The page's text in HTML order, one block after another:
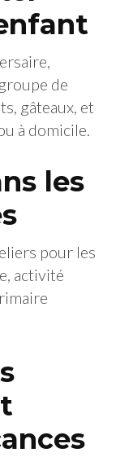
de
gâteaux, et
à domicile.
les
pour les
activité